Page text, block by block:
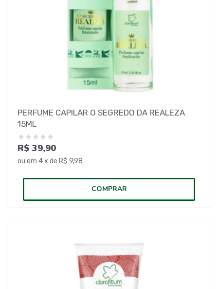
PERFUME CAPILAR O SEGREDO DA REALEZA
15ML
R$ 39,90
ou em 4x de R$ 9,98
COMPRAR